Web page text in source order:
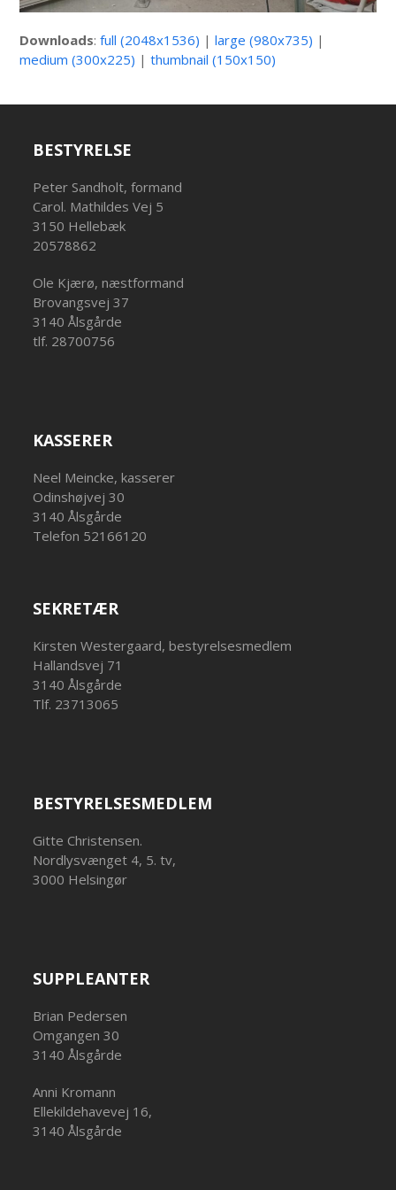
Downloads:full (2048x1536) |large (980x735) |
medium (300x225) |thumbnail (150x150)
BESTYRELSE
Peter Sandholt, formand
Carol. Mathildes Vej 5
3150 Hellebæk
20578862
Ole Kjærø, næstformand
Brovangsvej 37
3140 Ålsgårde
tlf. 28700756
KASSERER
Neel Meincke, kasserer
Odinshøjvej 30
3140 Ålsgårde
Telefon 52166120
SEKRETÆR
Kirsten Westergaard, bestyrelsesmedlem
Hallandsvej 71
3140 Ålsgårde
Tlf. 23713065
BESTYRELSESMEDLEM
Gitte Christensen.
Nordlysvænget 4, 5. tv,
3000 Helsingør
SUPPLEANTER
Brian Pedersen
Omgangen 30
3140 Ålsgårde
Anni Kromann
Ellekildehavevej 16,
3140 Ålsgårde